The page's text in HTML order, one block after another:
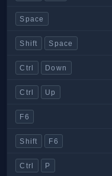
Space
Shift Space
Ctrl Down
Ctrl Up
F6
Shift F6
Ctrl P